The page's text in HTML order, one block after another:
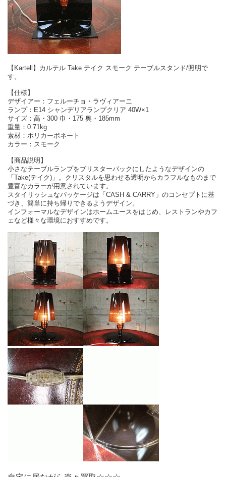
【Kartell】カルテル Take テイク スモーク テーブルスタンド/照明で
す。
【仕様】
デザイアー：フェルーチョ・ラヴィアーニ
ランプ：E14 シャンデリアランプクリア 40W×1
サイズ：高・300 巾・175 奥・185mm
重量：0.71kg
素材：ポリカーボネート
カラー：スモーク
【商品説明】
小さなテーブルランプをブリスターパックにしたようなデザインの
「Take(テイク)」。クリスタルを思わせる透明からカラフルなものまで
豊富なカラーが用意されています。
スタイリッシュなパッケージは「CASH & CARRY」のコンセプトに基
づき、簡単に持ち帰りできるようデザイン。
インフォーマルなデザインはホームユースをはじめ、レストランやカフ
ェなど様々な環境におすすめです。